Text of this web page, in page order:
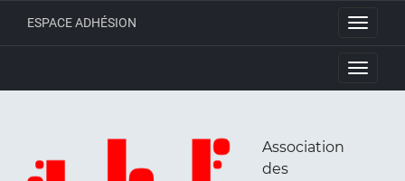
Toggle
ESPACE ADHÉSION
Toggle
Association
des